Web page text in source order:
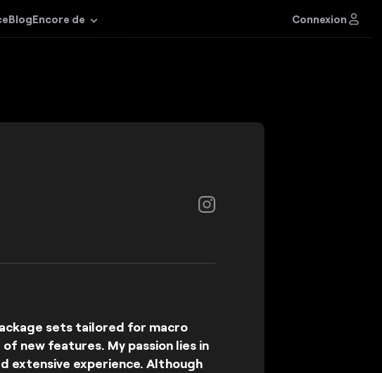
BlogEncore de Connexion
sets tailored for macro
new features. My passion lies in
extensive experience. Although